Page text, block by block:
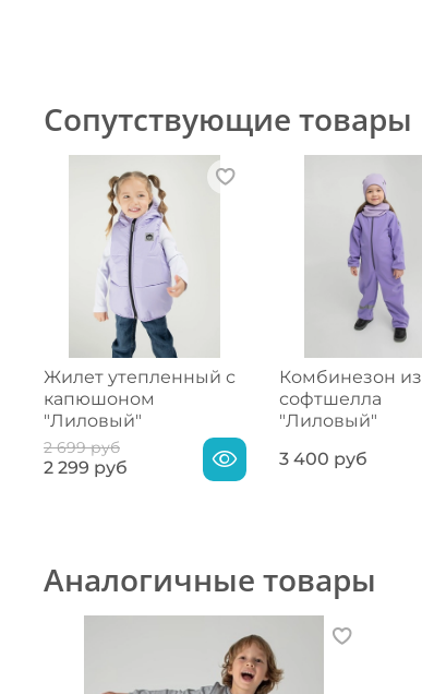
Сопутствующие товары
Жилет утепленный с
капюшоном
"Лиловый"
2 699 руб
2 299 руб
Комбинезон из
софтшелла
"Лиловый"
3 400 руб
Аналогичные товары